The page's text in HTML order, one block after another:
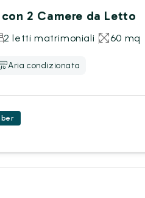
2 Camere da Letto
2 letti matrimoniali 60 mq
Aria condizionata